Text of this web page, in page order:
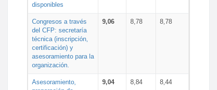
disponibles
Congresos a través
del CFP: secretaría
técnica (inscripción,
certificación) y
asesoramiento para la
organización.
9,06 8,78 8,78
Asesoramiento,
9,04 8,84 8,44